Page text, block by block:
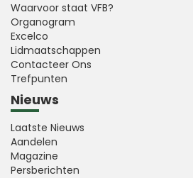
Waarvoor staat VFB?
Organogram
Excelco
Lidmaatschappen
Contacteer Ons
Trefpunten
Nieuws
Laatste Nieuws
Aandelen
Magazine
Persberichten